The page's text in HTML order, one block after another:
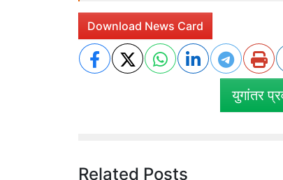
Download News Card
युगांतर
Related Posts